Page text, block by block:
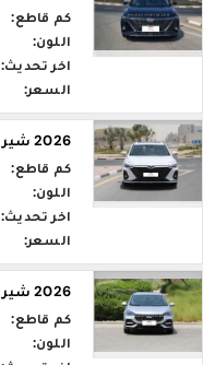
كم قاطع:
اللون:
اخر تحديث:
السعر:
2026 شيري اريزو Arrizo 8 Comfort Turbo
كم قاطع:
اللون:
اخر تحديث:
السعر:
2026 شيري اريزو Arrizo 5 Comfort
كم قاطع:
اللون: